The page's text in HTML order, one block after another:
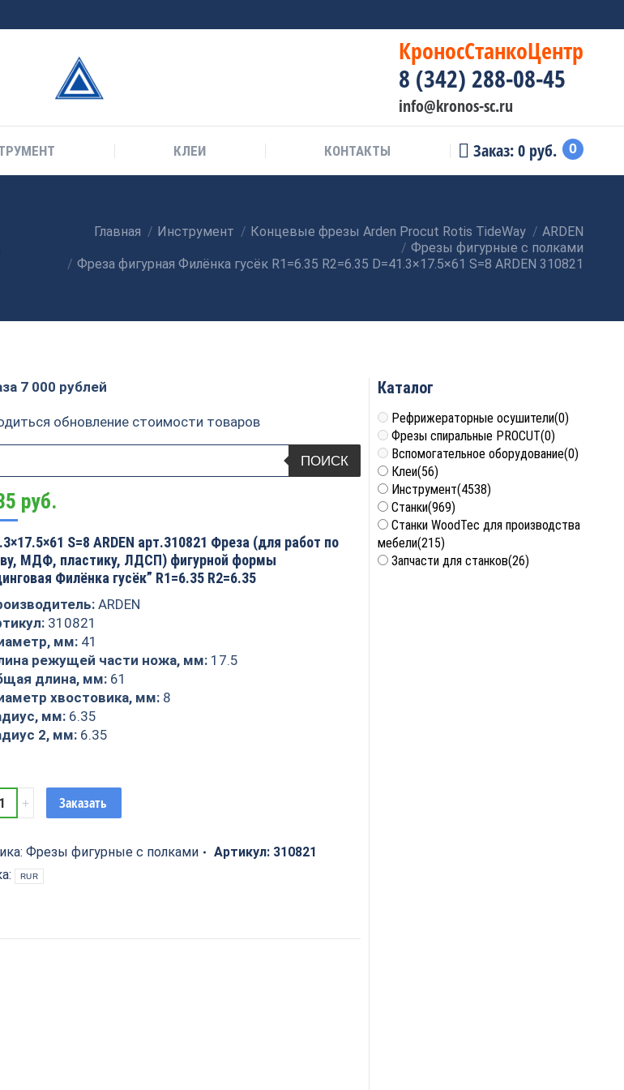
КроносСтанкоЦентр
8 (342) 288-08-45
info@kronos-sc.ru
КЛЕИ КОНТАКТЫ Заказ:0 руб. 0
Главная Инструмент Концевые фрезы Arden Procut Rotis TideWay
ARDEN
Фрезы фигурные с полками
Фреза фигурная Филёнка гусёк R1=6.35 R2=6.35 D=41.3×17.5×61 S=8 ARDEN 310821
7 000 рублей
обновление стоимости товаров
ПОИСК
руб.
S=8 ARDEN арт.310821 Фреза (для работ по
МДФ, пластику, ЛДСП) фигурной формы
Филёнка гусёк” R1=6.35 R2=6.35
ARDEN
310821
мм: 41
режущей части ножа, мм: 17.5
длина, мм: 61
хвостовика, мм: 8
мм: 6.35
2, мм: 6.35
Заказать
Фрезы фигурные с полками Артикул: 310821
RUR
Каталог
Рефрижераторные осушители(0)
Фрезы спиральные PROCUT(0)
Вспомогательное оборудование(0)
Клеи(56)
Инструмент(4538)
Станки(969)
Станки WoodTec для производства
мебели(215)
Запчасти для станков(26)